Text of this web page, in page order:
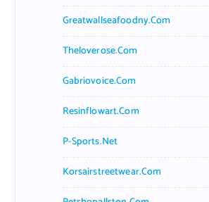
Greatwallseafoodny.com
Theloverose.com
Gabriovoice.com
Resinflowart.com
P-Sports.net
Korsairstreetwear.com